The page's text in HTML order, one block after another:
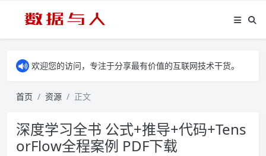
欢迎您的访问，专注于分享最有价值的互联网技术干货。
首页 资源 正文
深度学习全书 公式+推导+代码+Tens
orFlow全程案例 PDF下载